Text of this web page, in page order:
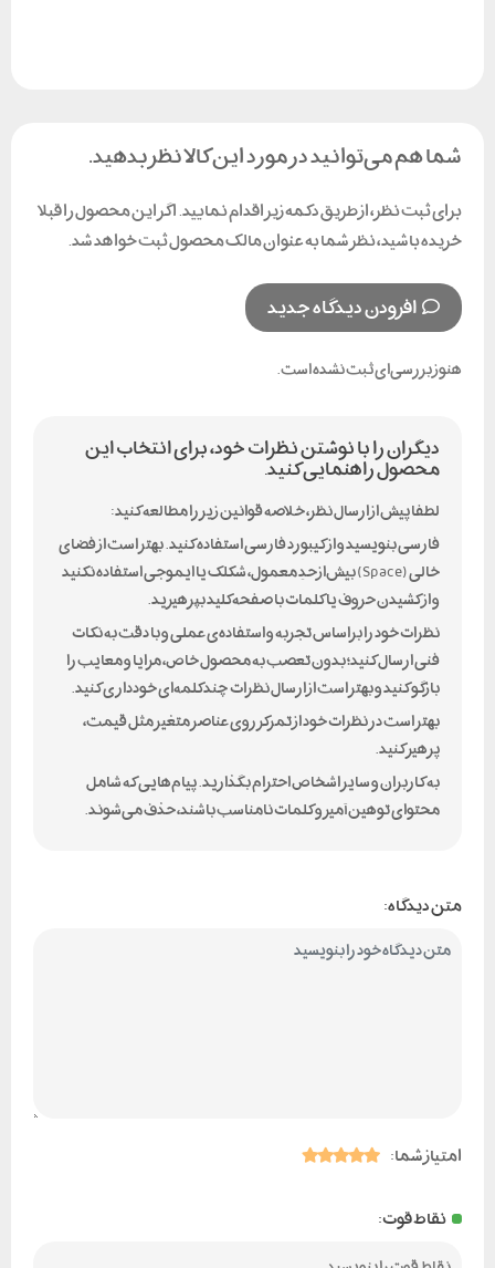
شما هم می‌توانید در مورد این کالا نظر بدهید.
برای ثبت نظر، از طریق دکمه زیر اقدام نمایید. اگر این محصول را قبلا
خریده باشید، نظر شما به عنوان مالک محصول ثبت خواهد شد.
افزودن دیدگاه جدید
هنوز بررسی‌ای ثبت نشده است.
دیگران را با نوشتن نظرات خود، برای انتخاب این
محصول راهنمایی کنید.
لطفا پیش از ارسال نظر، خلاصه قوانین زیر را مطالعه کنید:
فارسی بنویسید و از کیبورد فارسی استفاده کنید. بهتر است از فضای
خالی (Space) بیش‌از‌حدِ معمول، شکلک یا ایموجی استفاده نکنید
و از کشیدن حروف یا کلمات با صفحه‌کلید بپرهیزید.
نظرات خود را براساس تجربه و استفاده‌ی عملی و با دقت به نکات
فنی ارسال کنید؛ بدون تعصب به محصول خاص، مزایا و معایب را
بازگو کنید و بهتر است از ارسال نظرات چندکلمه‌‌ای خودداری کنید.
بهتر است در نظرات خود از تمرکز روی عناصر متغیر مثل قیمت،
پرهیز کنید.
به کاربران و سایر اشخاص احترام بگذارید. پیام‌هایی که شامل
محتوای توهین‌آمیز و کلمات نامناسب باشند، حذف می‌شوند.
متن دیدگاه:
امتیاز شما:
نقاط قوت: